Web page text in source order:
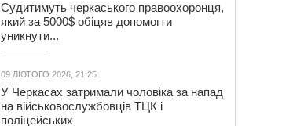
Судитимуть черкаського правоохоронця,
який за 5000$ обіцяв допомогти
уникнути...
09 ЛЮТОГО 2026, 21:25
У Черкасах затримали чоловіка за напад
на військовослужбовців ТЦК і
поліцейських